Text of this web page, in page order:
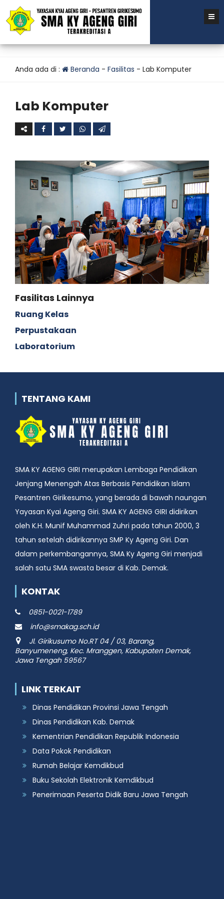
Anda ada di : Beranda - Fasilitas - Lab Komputer
Lab Komputer
Fasilitas Lainnya
Ruang Kelas
Perpustakaan
Laboratorium
TENTANG KAMI
SMA KY AGENG GIRI merupakan Lembaga Pendidikan
Jenjang Menengah Atas Berbasis Pendidikan Islam
Pesantren Girikesumo, yang berada di bawah naungan
Yayasan Kyai Ageng Giri. SMA KY AGENG GIRI didirikan
oleh K.H. Munif Muhammad Zuhri pada tahun 2000, 3
tahun setelah didirikannya SMP Ky Ageng Giri. Dan
dalam perkembangannya, SMA Ky Ageng Giri menjadi
salah satu SMA swasta besar di Kab. Demak.
KONTAK
0851-0021-1789
info@smakag.sch.id
Jl. Girikusumo No.RT 04 / 03, Barang,
Banyumeneng, Kec. Mranggen, Kabupaten Demak,
Jawa Tengah 59567
LINK TERKAIT
Dinas Pendidikan Provinsi Jawa Tengah
Dinas Pendidikan Kab. Demak
Kementrian Pendidikan Republik Indonesia
Data Pokok Pendidikan
Rumah Belajar Kemdikbud
Buku Sekolah Elektronik Kemdikbud
Penerimaan Peserta Didik Baru Jawa Tengah